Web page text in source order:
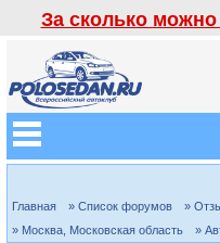
За сколько
Главная » Список форумов
»
» Москва, Московская область
»